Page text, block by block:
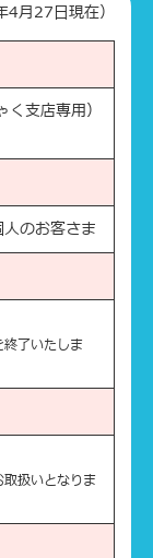
4月27日現在）
支店専用）
のお客さま
了いたしま
扱いとなりま